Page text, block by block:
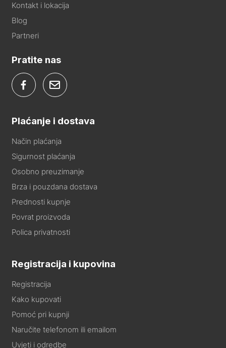
Kontakt i lokacija
Blog
Partneri
Pratite nas
Plaćanje i dostava
Način plaćanja
Sigurnost plaćanja
Osobno preuzimanje
Brza i pouzdana dostava
Prednosti kupnje
Povrat proizvoda
Polica privatnosti
Registracija i kupovina
Registracija
Kako kupovati
Pomoć pri kupnji
Naručite telefonom ili emailom
Uvjeti i odredbe